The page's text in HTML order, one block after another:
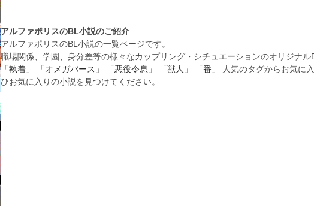
アルファポリスのBL小説のご紹介
アルファポリスのBL小説の一覧ページです。
職場関係、学園、身分差等の様々なカップリング・シチュエーションのオリジナル
「 執着 」 「 オメガバース 」 「 悪役令息 」 「 獣人 」 「 番 」 人気のタグからお気に
ひお気に入りの小説を見つけてください。